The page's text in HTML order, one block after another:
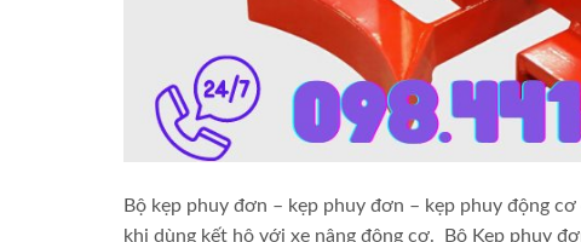
Bộ kẹp phuy đơn – kẹp phuy đơn – kẹp phuy động
khi dùng kết hộ với xe nâng động cơ. Bộ Kẹp phuy